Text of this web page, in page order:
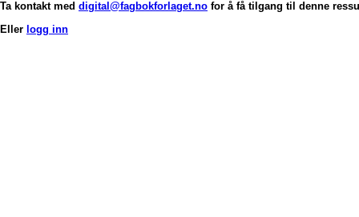
Ta kontakt med digital@fagbokforlaget.no for å få tilgang til denne
Eller logg inn